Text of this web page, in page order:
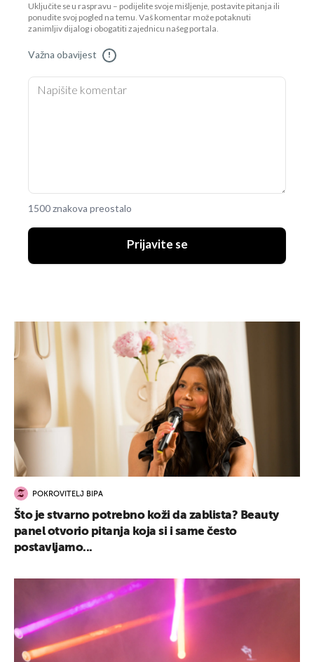
Uključite se u raspravu – podijelite svoje mišljenje, postavite pitanja ili
ponudite svoj pogled na temu. Vaš komentar može potaknuti
zanimljiv dijalog i obogatiti zajednicu našeg portala.
Važna obavijest !
1500 znakova preostalo
Prijavite se
POKROVITELJ BIPA
Što je stvarno potrebno koži da zablista? Beauty
panel otvorio pitanja koja si i same često
postavljamo...